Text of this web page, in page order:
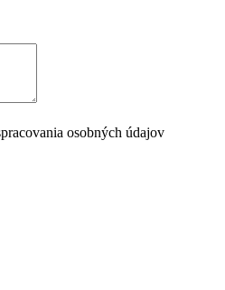
osobných údajov